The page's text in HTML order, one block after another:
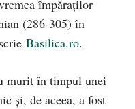
împăraţilor
(286-305) în
Basilica.ro.
murit în timpul unei
şi, de aceea, a fost